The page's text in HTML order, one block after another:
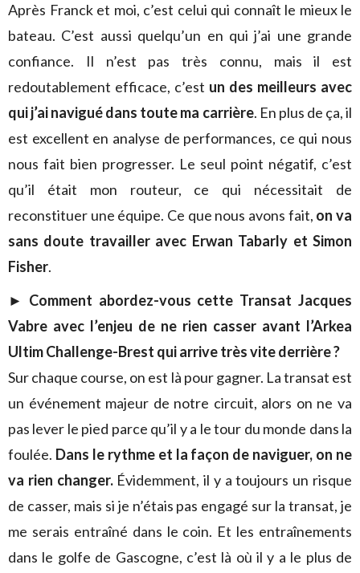
Après Franck et moi, c’est celui qui connaît le mieux le
bateau. C’est aussi quelqu’un en qui j’ai une grande
confiance. Il n’est pas très connu, mais il est
redoutablement efficace, c’est un des meilleurs avec
qui j’ai navigué dans toute ma carrière. En plus de ça, il
est excellent en analyse de performances, ce qui nous
nous fait bien progresser. Le seul point négatif, c’est
qu’il était mon routeur, ce qui nécessitait de
reconstituer une équipe. Ce que nous avons fait, on va
sans doute travailler avec Erwan Tabarly et Simon
Fisher.
► Comment abordez-vous cette Transat Jacques
Vabre avec l’enjeu de ne rien casser avant l’Arkea
Ultim Challenge-Brest qui arrive très vite derrière ?
Sur chaque course, on est là pour gagner. La transat est
un événement majeur de notre circuit, alors on ne va
pas lever le pied parce qu’il y a le tour du monde dans la
foulée. Dans le rythme et la façon de naviguer, on ne
va rien changer. Évidemment, il y a toujours un risque
de casser, mais si je n’étais pas engagé sur la transat, je
me serais entraîné dans le coin. Et les entraînements
dans le golfe de Gascogne, c’est là où il y a le plus de